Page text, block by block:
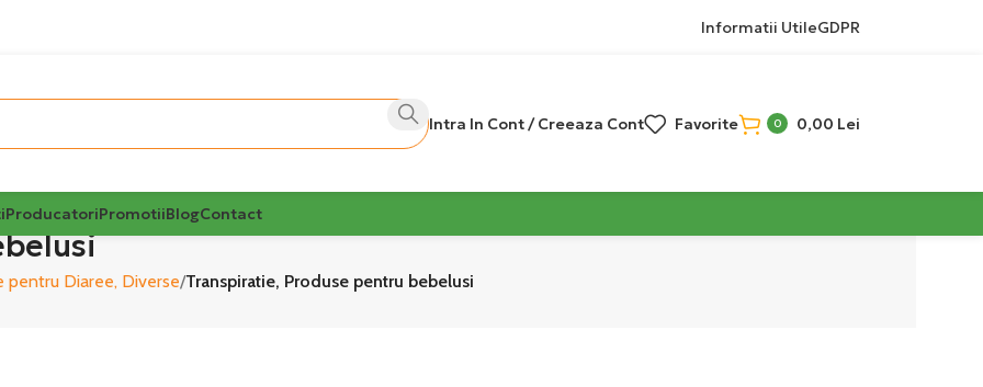
Informatii UtileGDPR
Intra In Cont / Creeaza Cont Favorite 0 0,00 Lei
ProducatoriPromotiiBlogContact
pentru Diaree, Diverse Transpiratie, Produse pentru bebelusi